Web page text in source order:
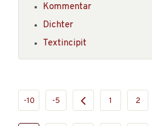
Kommentar
Dichter
Textincipit
-10 -5 1 2